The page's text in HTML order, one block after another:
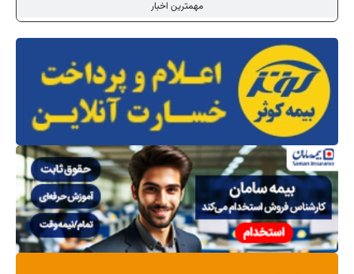
مهمترین اخبار